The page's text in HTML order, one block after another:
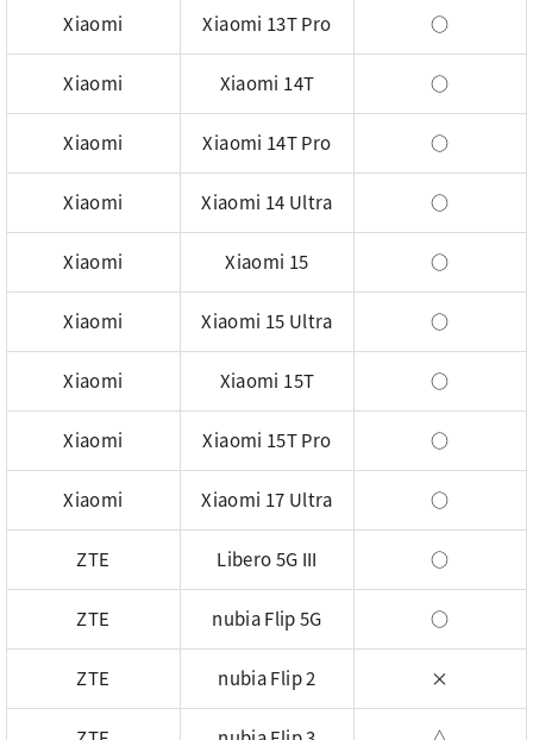
Xiaomi Xiaomi 13T Pro ○
Xiaomi Xiaomi 14T ○
Xiaomi Xiaomi 14T Pro ○
Xiaomi Xiaomi 14 Ultra ○
Xiaomi Xiaomi 15 ○
Xiaomi Xiaomi 15 Ultra ○
Xiaomi Xiaomi 15T ○
Xiaomi Xiaomi 15T Pro ○
Xiaomi Xiaomi 17 Ultra ○
ZTE Libero 5G III ○
ZTE nubia Flip 5G ○
ZTE nubia Flip 2 ×